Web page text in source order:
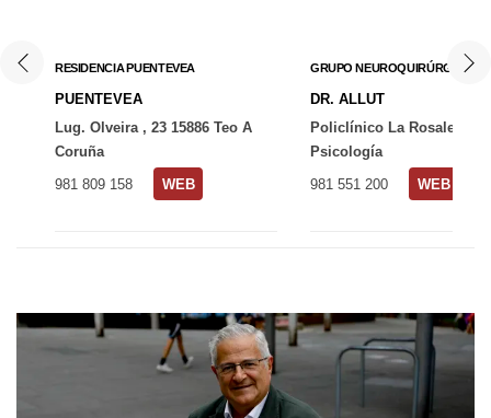
RESIDENCIA PUENTEVEA
PUENTEVEA
Lug. Olveira , 23 15886 Teo A
Coruña
981 809 158
WEB
GRUPO NEUROQUIRÚRGICO
DR. ALLUT
Policlínico La Rosaleda.
Psicología
981 551 200
WEB